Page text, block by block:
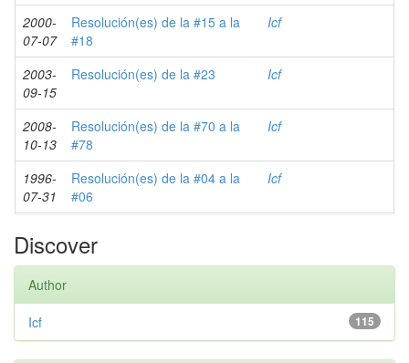
2000-
07-07
Resolución(es) de la #15 a la
#18
Icf
2003-
09-15
Resolución(es) de la #23 Icf
2008-
10-13
Resolución(es) de la #70 a la
#78
Icf
1996-
07-31
Resolución(es) de la #04 a la
#06
Icf
Discover
Author
115
Icf